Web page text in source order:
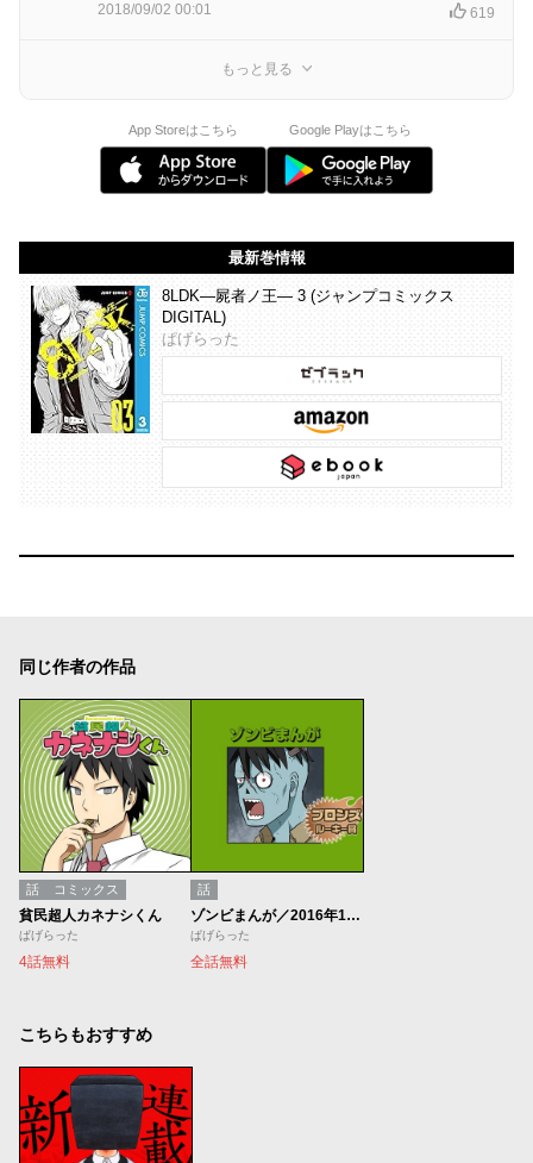
2018/09/02 00:01 619
もっと見る
App Storeはこちら Google Playはこちら
最新巻情報
8LDK―屍者ノ王― 3 (ジャンプコミックス
DIGITAL)
ぱげらった
同じ作者の作品
話 コミックス
貧民超人カネナシくん
ぱげらった
4話無料
話
ゾンビまんが／2016年11月期ブロンズルーキー賞
ぱげらった
全話無料
こちらもおすすめ